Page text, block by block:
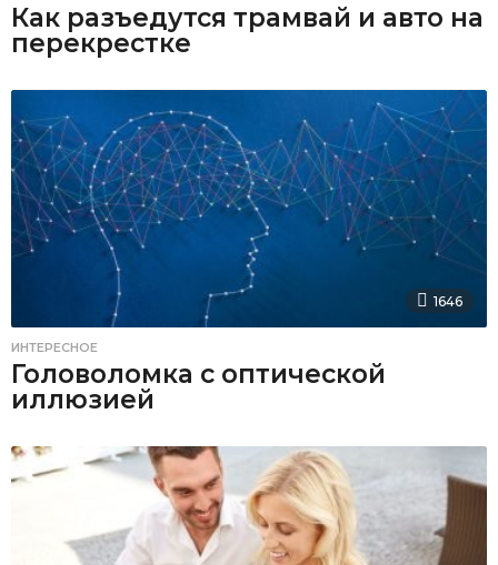
Как разъедутся трамвай и авто на
перекрестке
1646
ИНТЕРЕСНОЕ
Головоломка с оптической
иллюзией